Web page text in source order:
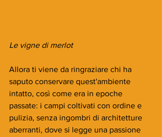
Le vigne di merlot
Allora ti viene da ringraziare chi ha
saputo conservare quest'ambiente
intatto, così come era in epoche
passate: i campi coltivati con ordine e
pulizia, senza ingombri di architetture
aberranti, dove si legge una passione